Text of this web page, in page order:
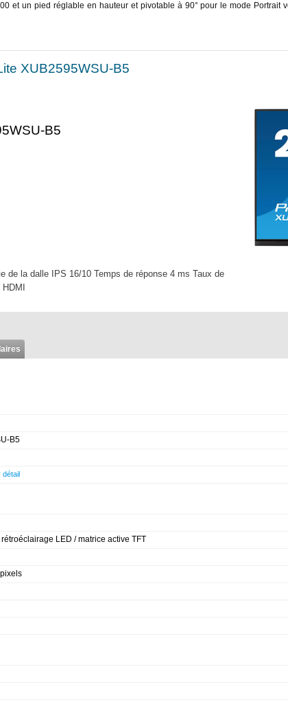
et un pied réglable en hauteur et pivotable à 90° pour le mode Portrait
XUB2595WSU-B5
B5
de la dalle IPS 16/10 Temps de réponse 4 ms Taux de
B5
détail
LED / matrice active TFT